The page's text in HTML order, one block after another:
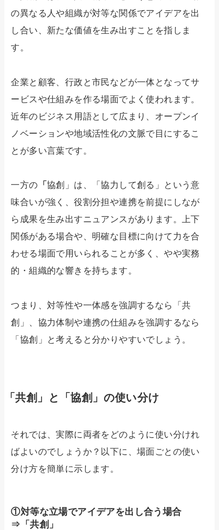
の異なる人や組織が対等な関係でアイデアを出
し合い、新たな価値を生み出すことを指しま
す。
企業と顧客、行政と市民などが一体となってサ
ービスや仕組みを作る場面でよく使われます。
近年のビジネス用語として広まり、オープンイ
ノベーションや地域活性化の文脈で目にするこ
とが多い言葉です。
一方の 「協創」は、「協力して創る」という意
味合いが強く、役割分担や連携を前提にしなが
ら成果を生み出すニュアンスがあります。上下
関係がある場合や、明確な目標に向けて力を合
わせる場面で用いられることが多く、やや実務
的・組織的な響きを持ちます。
つまり、対等性や一体感を強調するなら「共
創」、協力体制や連携の仕組みを強調するなら
「協創」と考えると分かりやすいでしょう。
「共創」と「協創」の使い分け
それでは、実際に両者をどのように使い分けれ
ばよいのでしょうか？以下に、場面ごとの使い
分け方を簡単に示します。
①対等な立場でアイデアを出し合う場合
⇒「共創」